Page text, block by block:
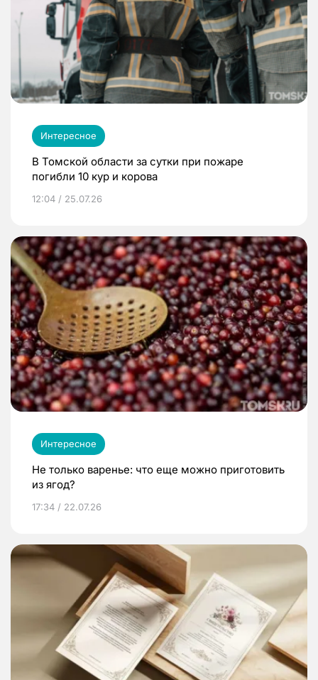
Интересное
В Томской области за сутки при пожаре
погибли 10 кур и корова
12:04 / 25.07.26
Интересное
Не только варенье: что еще можно приготовить
из ягод?
17:34 / 22.07.26